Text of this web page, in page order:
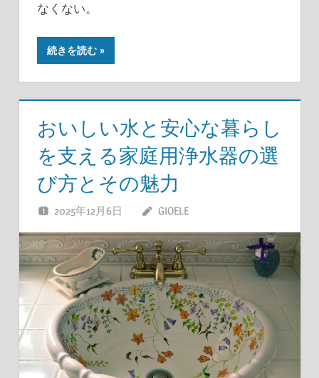
なくない。
続きを読む
おいしい水と安心な暮らし
を支える家庭用浄水器の選
び方とその魅力
2025年12月6日 GIOELE